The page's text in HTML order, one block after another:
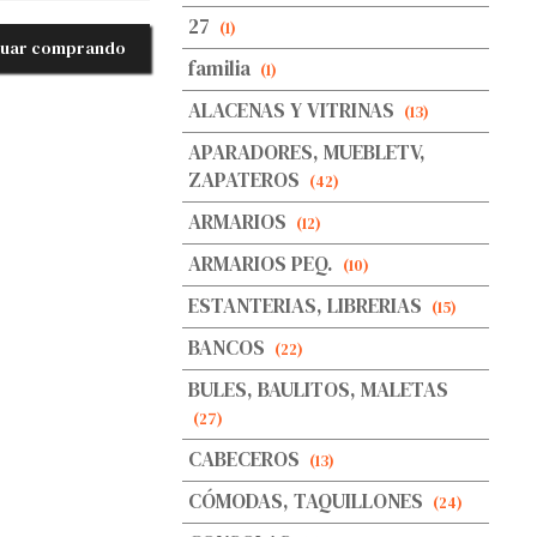
27 (1)
familia (1)
ALACENAS Y VITRINAS (13)
APARADORES, MUEBLETV,
ZAPATEROS (42)
ARMARIOS (12)
ARMARIOS PEQ. (10)
ESTANTERIAS, LIBRERIAS (15)
BANCOS (22)
BULES, BAULITOS, MALETAS
(27)
CABECEROS (13)
CÓMODAS, TAQUILLONES (24)
comprando